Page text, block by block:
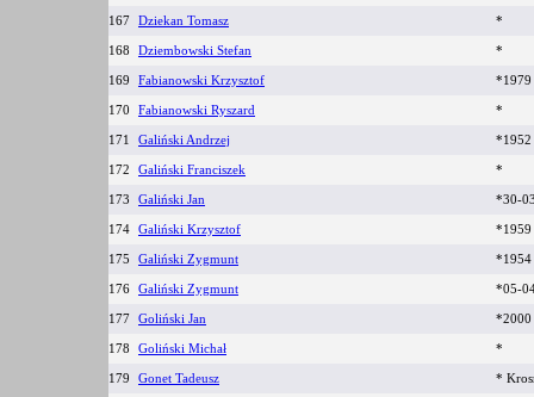
167 Dziekan Tomasz *
168 Dziembowski Stefan *
169 Fabianowski Krzysztof *1979
170 Fabianowski Ryszard *
171 Galiński Andrzej *1952
172 Galiński Franciszek *
173 Galiński Jan *30-
174 Galiński Krzysztof *1959
175 Galiński Zygmunt *1954
176 Galiński Zygmunt *05-
177 Goliński Jan *2000
178 Goliński Michał *
179 Gonet Tadeusz *